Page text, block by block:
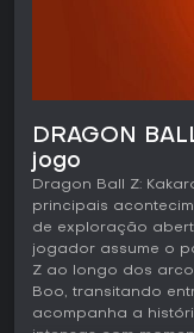
DRAGON
jogo
Dragon Ball Z:
principais
de exploração
jogador assume o
Z ao longo dos
Boo, transitando
acompanha a